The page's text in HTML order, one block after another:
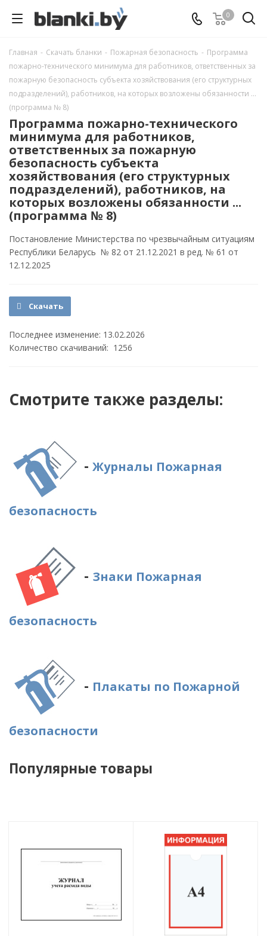
0
Главная - Скачать бланки - Пожарная безопасность - Программа
пожарно-технического минимума для работников, ответственных за
пожарную безопасность субъекта хозяйствования (его структурных
подразделений), работников, на которых возложены обязанности ...
(программа № 8)
Программа пожарно-технического
минимума для работников,
ответственных за пожарную
безопасность субъекта
хозяйствования (его структурных
подразделений), работников, на
которых возложены обязанности ...
(программа № 8)
Постановление Министерства по чрезвычайным ситуациям
Республики Беларусь № 82 от 21.12.2021 в ред. № 61 от
12.12.2025
Скачать
Последнее изменение: 13.02.2026
Количество скачиваний: 1256
Смотрите также разделы:
- Журналы Пожарная
безопасность
- Знаки Пожарная
безопасность
- Плакаты по Пожарной
безопасности
Популярные товары